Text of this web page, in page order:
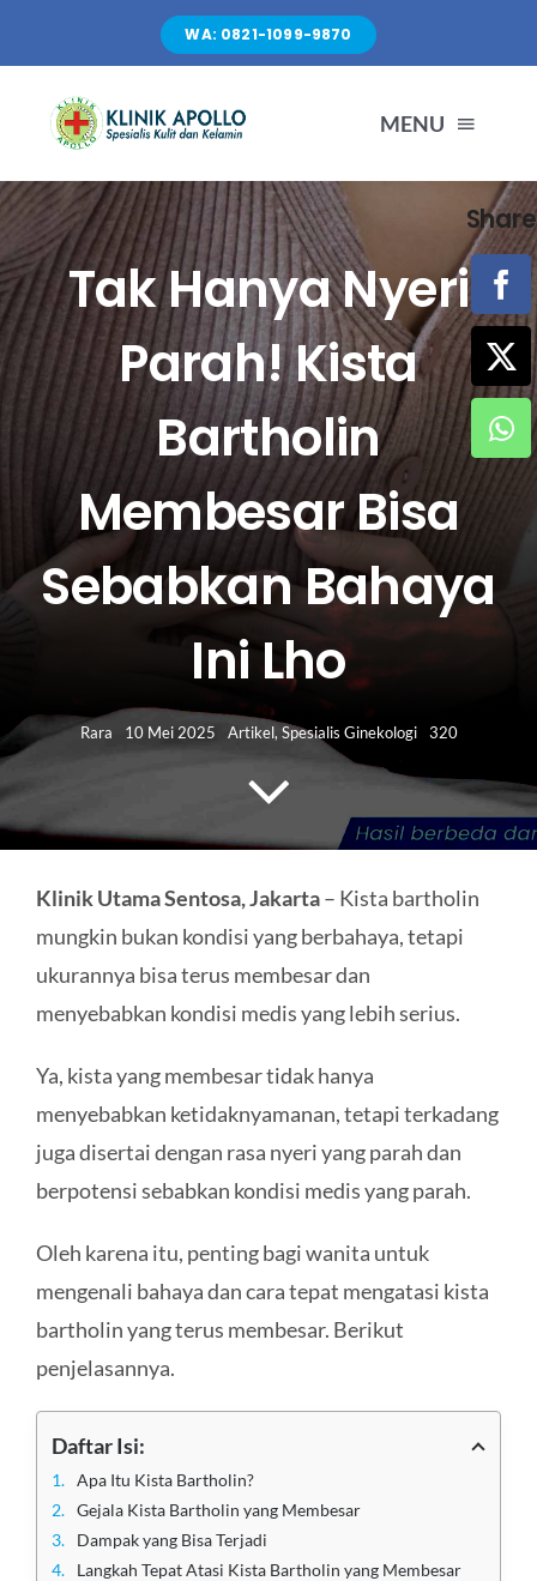
content
WA: 0821-1099-9870
MENU
TENTANG KAMI
LAYANAN
FASILITAS
ARTIKEL
HUBUNGI KAMI
Search
Tak Hanya Nyeri
Parah! Kista
Bartholin
Membesar Bisa
Sebabkan Bahaya
Ini Lho
Rara 10 Mei 2025 Artikel, Spesialis Ginekologi 320
Klinik Utama Sentosa, Jakarta– Kista bartholin
mungkin bukan kondisi yang berbahaya, tetapi
ukurannya bisa terus membesar dan
menyebabkan kondisi medis yang lebih serius.
Ya, kista yang membesar tidak hanya
menyebabkan ketidaknyamanan, tetapi terkadang
juga disertai dengan rasa nyeri yang parah dan
berpotensi sebabkan kondisi medis yang parah.
Oleh karena itu, penting bagi wanita untuk
mengenali bahaya dan cara tepat mengatasi kista
bartholin yang terus membesar. Berikut
penjelasannya.
Daftar Isi:
Apa Itu Kista Bartholin?
Gejala Kista Bartholin yang Membesar
Dampak yang Bisa Terjadi
Langkah Tepat Atasi Kista Bartholin yang Membesar
Share